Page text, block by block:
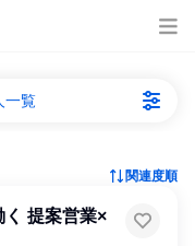
一覧
関連度順
提案営業×